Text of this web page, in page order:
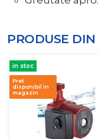
PRODUSE
in stoc
Pret
disponibil in
magazin